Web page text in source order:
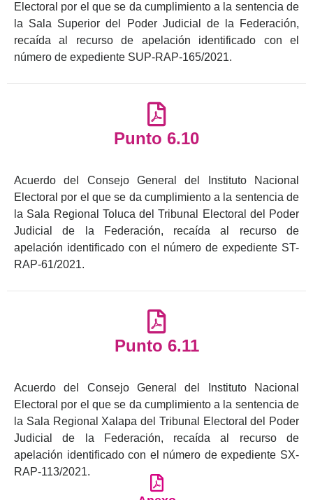
Electoral por el que se da cumplimiento a la sentencia de
la Sala Superior del Poder Judicial de la Federación,
recaída al recurso de apelación identificado con el
número de expediente SUP-RAP-165/2021.
Punto 6.10
Acuerdo del Consejo General del Instituto Nacional
Electoral por el que se da cumplimiento a la sentencia de
la Sala Regional Toluca del Tribunal Electoral del Poder
Judicial de la Federación, recaída al recurso de
apelación identificado con el número de expediente ST-
RAP-61/2021.
Punto 6.11
Acuerdo del Consejo General del Instituto Nacional
Electoral por el que se da cumplimiento a la sentencia de
la Sala Regional Xalapa del Tribunal Electoral del Poder
Judicial de la Federación, recaída al recurso de
apelación identificado con el número de expediente SX-
RAP-113/2021.